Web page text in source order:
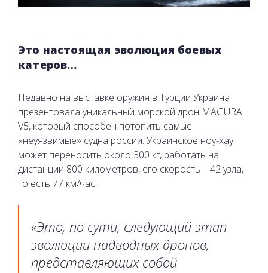
Это настоящая эволюция боевых
катеров…
Недавно на выставке оружия в Турции Украина
презентовала уникальный морской дрон MAGURA
V5, который способен потопить самые
«неуязвимые» судна россии. Украинское ноу-хау
может переносить около 300 кг, работать на
дистанции 800 километров, его скорость – 42 узла,
то есть 77 км/час.
«Это, по сути, следующий этап
эволюции надводных дронов,
представляющих собой